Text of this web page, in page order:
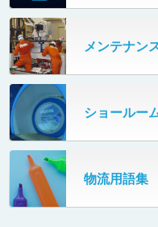
PZC150・PZC110
DHC350
667
SR802
ECD500A・ECD800・
フローラック自動補充装置
牛乳パック自動投入装置
ターンコンベヤ
マルチレーンダイバー
カーゴタイザ
メンテナン
ショールー
物流用語集